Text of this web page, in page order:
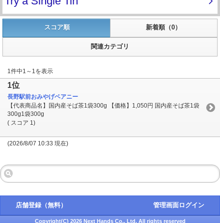
スコア順 新着順（0）
関連カテゴリ
1件中1～1を表示
1位
長野駅前おみやげベアニー
【代表商品名】国内産そば茶1袋300g 【価格】1,050円 国内産そば茶1袋
300g1袋300g
( スコア 1)
(2026/8/07 10:33 現在)
店舗登録（無料） 管理画面ログイン
Copyright(C) 2026 Next Hands Co., Ltd. All rights reserved